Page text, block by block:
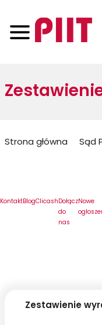
Jesteś
Strona główna Sąd
KontaktBlogClicashDołącz
do
nas
Nowe
Zestawienie